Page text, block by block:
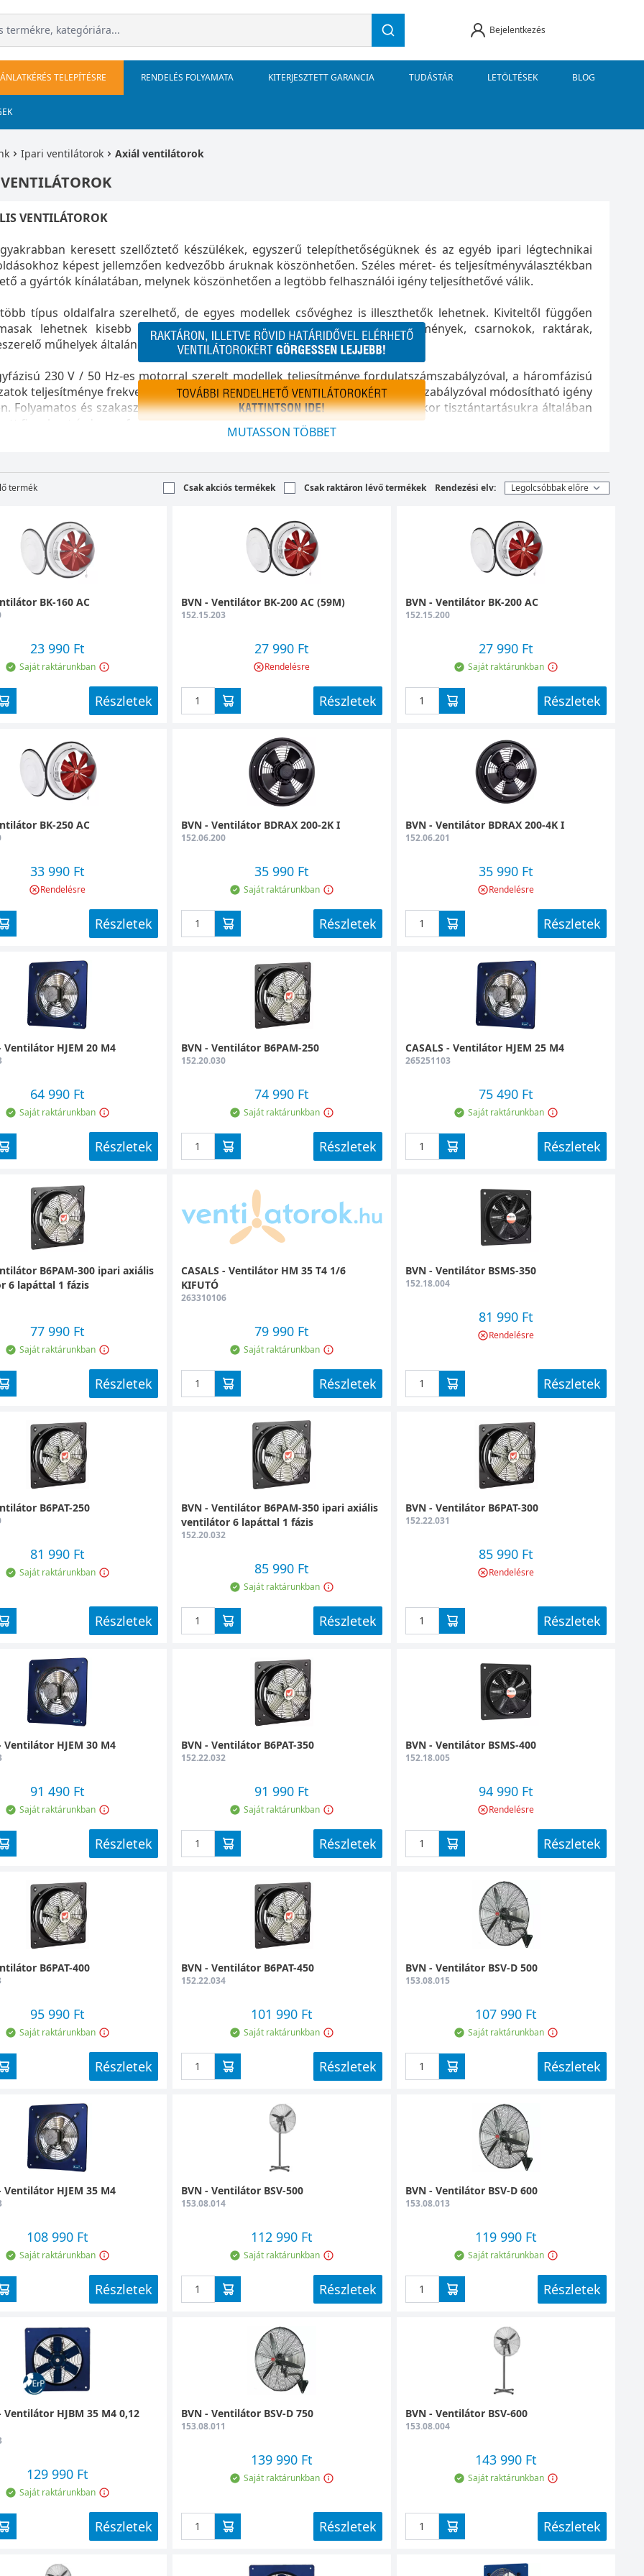
Bejelentkezés
TELEPÍTÉSRE RENDELÉS FOLYAMATA KITERJESZTETT GARANCIA TUDÁSTÁR LETÖLTÉSEK BLOG
Ipari ventilátorok Axiál ventilátorok
VENTILÁTOROK
keresett szellőztető készülékek, egyszerű telepíthetőségüknek és az egyéb ipari légtechnikai
képest jellemzően kedvezőbb áruknak köszönhetően. Széles méret- és teljesítményválasztékban
a gyártók kínálatában, melynek köszönhetően a legtöbb felhasználói igény teljesíthetővé válik.
típus oldalfalra szerelhető, de egyes modellek csővéghez is illeszthetők lehetnek. Kiviteltől függően
lehetnek kisebb vagy nagyobb helyiségek, épületek, ipari létesítmények, csarnokok, raktárak,
műhelyek általános szellőztetésére, légcseréjére.
230 V / 50 Hz-es motorral szerelt modellek teljesítménye fordulatszámszabályzóval, a háromfázisú
teljesítménye frekvenciaváltóval, az EC motorral rendelkező típusok EC szabályzóval módosítható igény
Folyamatos és szakaszos üzemeltetésre egyaránt alkalmazhatók, ugyanakkor tisztántartásukra általában
figyelmet érdemes fordítani a hosszabb élettartam érdekében.
MUTASSON TÖBBET
termék Csak akciós termékek Csak raktáron lévő termékek Rendezési elv:
BK-160 AC
23 990 Ft
Saját raktárunkban
Részletek
BVN - Ventilátor BK-200 AC (59M)
152.15.203
27 990 Ft
Rendelésre
Részletek
BVN - Ventilátor BK-200 AC
152.15.200
27 990 Ft
Saját raktárunkban
Részletek
BK-250 AC
33 990 Ft
Rendelésre
Részletek
BVN - Ventilátor BDRAX 200-2K I
152.06.200
35 990 Ft
Saját raktárunkban
Részletek
BVN - Ventilátor BDRAX 200-4K I
152.06.201
35 990 Ft
Rendelésre
Részletek
Ventilátor HJEM 20 M4
64 990 Ft
Saját raktárunkban
Részletek
BVN - Ventilátor B6PAM-250
152.20.030
74 990 Ft
Saját raktárunkban
Részletek
CASALS - Ventilátor HJEM 25 M4
265251103
75 490 Ft
Saját raktárunkban
Részletek
B6PAM-300 ipari axiális
6 lapáttal 1 fázis
77 990 Ft
Saját raktárunkban
Részletek
CASALS - Ventilátor HM 35 T4 1/6
KIFUTÓ
263310106
79 990 Ft
Saját raktárunkban
Részletek
BVN - Ventilátor BSMS-350
152.18.004
81 990 Ft
Rendelésre
Részletek
B6PAT-250
81 990 Ft
Saját raktárunkban
Részletek
BVN - Ventilátor B6PAM-350 ipari axiális
ventilátor 6 lapáttal 1 fázis
152.20.032
85 990 Ft
Saját raktárunkban
Részletek
BVN - Ventilátor B6PAT-300
152.22.031
85 990 Ft
Rendelésre
Részletek
Ventilátor HJEM 30 M4
91 490 Ft
Saját raktárunkban
Részletek
BVN - Ventilátor B6PAT-350
152.22.032
91 990 Ft
Saját raktárunkban
Részletek
BVN - Ventilátor BSMS-400
152.18.005
94 990 Ft
Rendelésre
Részletek
B6PAT-400
95 990 Ft
Saját raktárunkban
Részletek
BVN - Ventilátor B6PAT-450
152.22.034
101 990 Ft
Saját raktárunkban
Részletek
BVN - Ventilátor BSV-D 500
153.08.015
107 990 Ft
Saját raktárunkban
Részletek
Ventilátor HJEM 35 M4
108 990 Ft
Saját raktárunkban
Részletek
BVN - Ventilátor BSV-500
153.08.014
112 990 Ft
Saját raktárunkban
Részletek
BVN - Ventilátor BSV-D 600
153.08.013
119 990 Ft
Saját raktárunkban
Részletek
Ventilátor HJBM 35 M4 0,12
129 990 Ft
Saját raktárunkban
Részletek
BVN - Ventilátor BSV-D 750
153.08.011
139 990 Ft
Saját raktárunkban
Részletek
BVN - Ventilátor BSV-600
153.08.004
143 990 Ft
Saját raktárunkban
Részletek